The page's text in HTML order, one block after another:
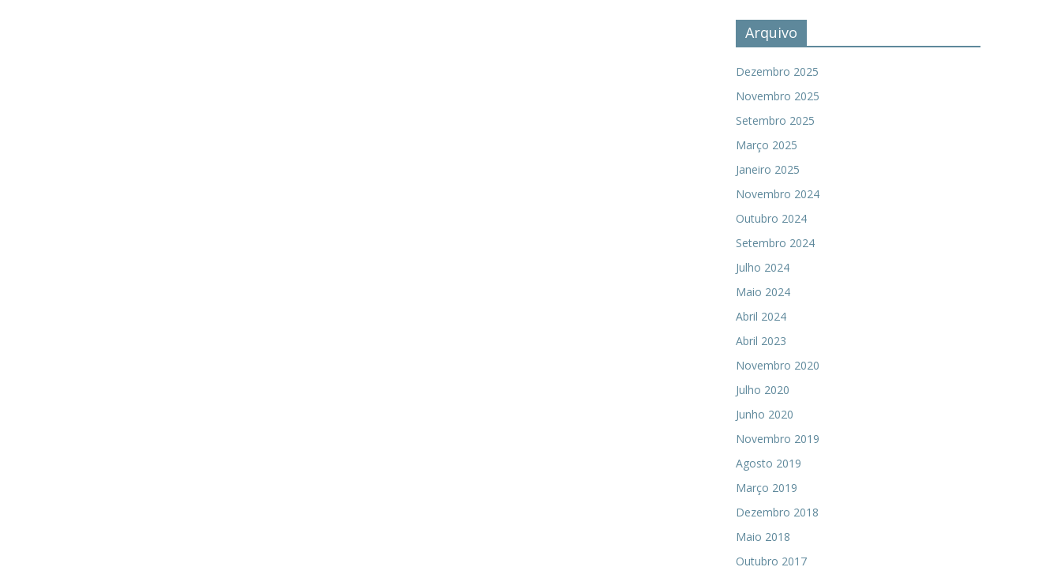
Arquivo
Dezembro 2025
Novembro 2025
Setembro 2025
Março 2025
Janeiro 2025
Novembro 2024
Outubro 2024
Setembro 2024
Julho 2024
Maio 2024
Abril 2024
Abril 2023
Novembro 2020
Julho 2020
Junho 2020
Novembro 2019
Agosto 2019
Março 2019
Dezembro 2018
Maio 2018
Outubro 2017